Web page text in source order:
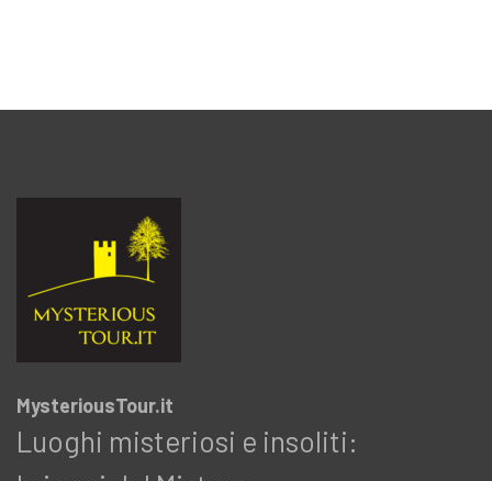
MysteriousTour.it
Luoghi misteriosi e insoliti: